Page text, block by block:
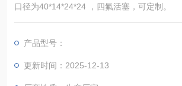
口径为40*14*24*24 ，四氟活塞，可定制。
产品型号：
更新时间：2025-12-13